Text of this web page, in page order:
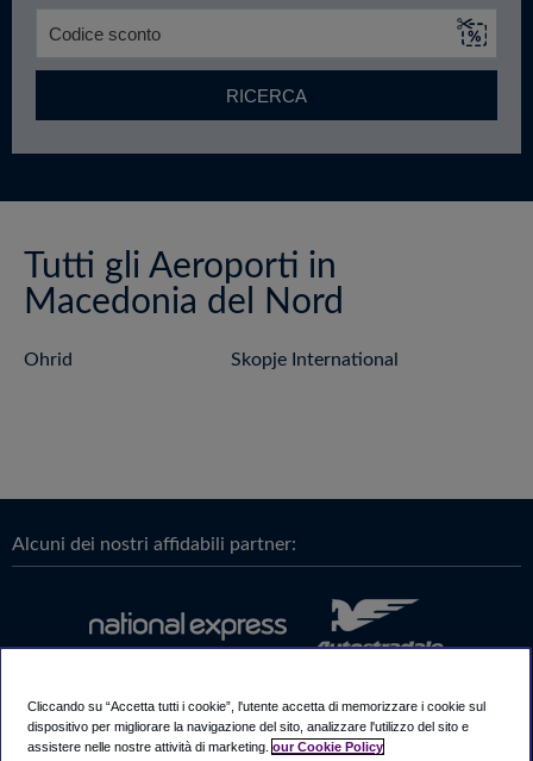
RICERCA
Tutti gli Aeroporti in
Macedonia del Nord
Ohrid Skopje International
Alcuni dei nostri affidabili partner:
Cliccando su “Accetta tutti i cookie”, l'utente accetta di memorizzare i cookie sul
dispositivo per migliorare la navigazione del sito, analizzare l'utilizzo del sito e
assistere nelle nostre attività di marketing. our Cookie Policy